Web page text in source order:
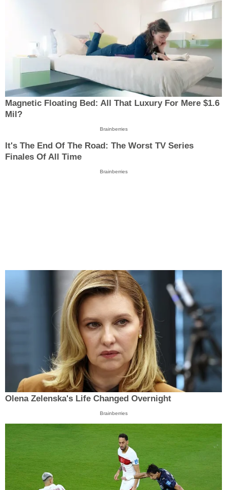
Magnetic Floating Bed: All That Luxury For Mere $1.6
Mil?
Brainberries
It's The End Of The Road: The Worst TV Series
Finales Of All Time
Brainberries
Olena Zelenska's Life Changed Overnight
Brainberries